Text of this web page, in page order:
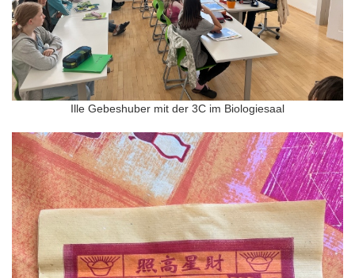
Ille Gebeshuber mit der 3C im Biologiesaal